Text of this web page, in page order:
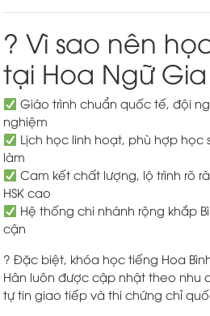
? Vì sao nên
tại Hoa Ngữ
Giáo trình chuẩn quốc tế, đội
nghiệm
Lịch học linh hoạt, phù hợp học
làm
Cam kết chất lượng, lộ trình rõ
HSK cao
Hệ thống chi nhánh rộng khắp
cận
? Đặc biệt, khóa học tiếng Hoa
Hân luôn được cập nhật theo nhu
tự tin giao tiếp và thi chứng chỉ